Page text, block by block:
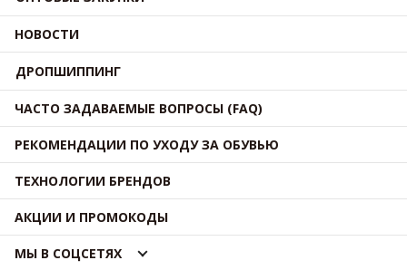
НОВОСТИ
ДРОПШИППИНГ
ЧАСТО ЗАДАВАЕМЫЕ ВОПРОСЫ (FAQ)
РЕКОМЕНДАЦИИ ПО УХОДУ ЗА ОБУВЬЮ
ТЕХНОЛОГИИ БРЕНДОВ
АКЦИИ И ПРОМОКОДЫ
МЫ В СОЦСЕТЯХ